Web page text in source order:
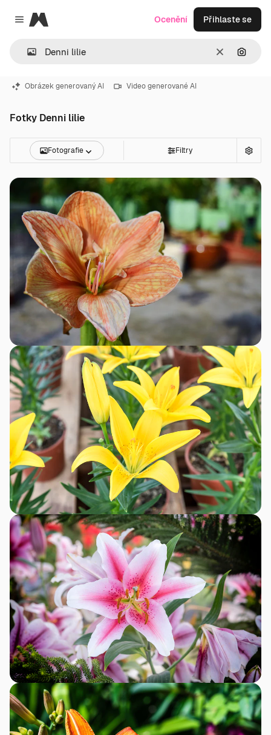
Close menu
Magnific
ZrušitHledat
Ocenění Přihlaste se
Obrázek generovaný AI Video generované AI
Fotky Denni lilie
Fotografie Filtry